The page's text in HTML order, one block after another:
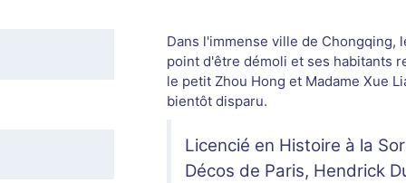
Dans l'immense ville de
point d'être démoli et ses habitants
le petit Zhou Hong et Madame Xue
bientôt disparu.
Licencié en Histoire à la
Décos de Paris, Hendrick